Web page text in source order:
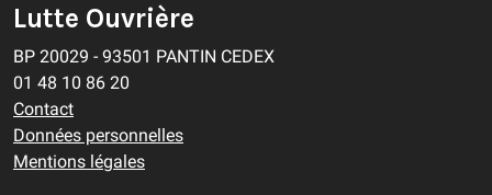
Lutte Ouvrière
BP 20029 - 93501 PANTIN CEDEX
01 48 10 86 20
Contact
Données personnelles
Mentions légales